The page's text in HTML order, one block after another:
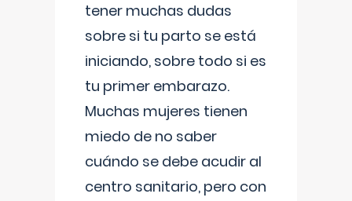
tener muchas dudas
sobre si tu parto se está
iniciando, sobre todo si es
tu primer embarazo.
Muchas mujeres tienen
miedo de no saber
cuándo se debe acudir al
centro sanitario, pero con